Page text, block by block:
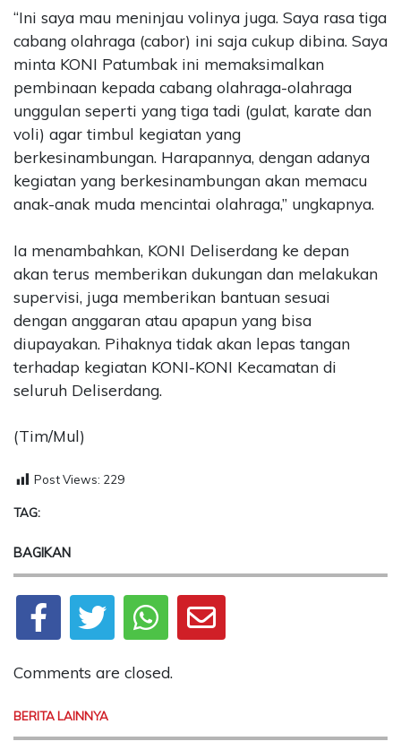
“Ini saya mau meninjau volinya juga. Saya rasa tiga
cabang olahraga (cabor) ini saja cukup dibina. Saya
minta KONI Patumbak ini memaksimalkan
pembinaan kepada cabang olahraga-olahraga
unggulan seperti yang tiga tadi (gulat, karate dan
voli) agar timbul kegiatan yang
berkesinambungan. Harapannya, dengan adanya
kegiatan yang berkesinambungan akan memacu
anak-anak muda mencintai olahraga,” ungkapnya.
Ia menambahkan, KONI Deliserdang ke depan
akan terus memberikan dukungan dan melakukan
supervisi, juga memberikan bantuan sesuai
dengan anggaran atau apapun yang bisa
diupayakan. Pihaknya tidak akan lepas tangan
terhadap kegiatan KONI-KONI Kecamatan di
seluruh Deliserdang.
(Tim/Mul)
Post Views: 229
TAG:
BAGIKAN
Comments are closed.
BERITA LAINNYA